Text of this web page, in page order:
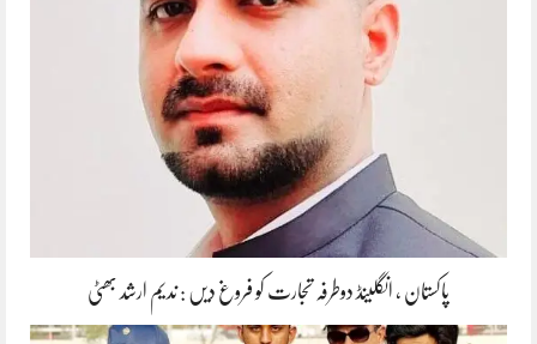
پاکستان ، انگلینڈ دوطرفہ تجارت کو فروغ دیں : ندیم ارشد بھٹی